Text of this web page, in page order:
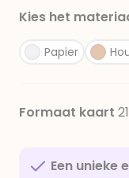
Kies het
Papier
Formaat kaart
Een unieke